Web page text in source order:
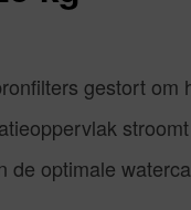
gestort
de optimale